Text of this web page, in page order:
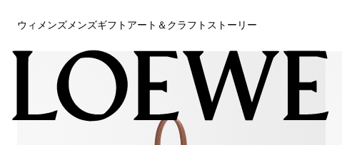
ウィメンズ メンズギフト アート＆クラフト ストーリー
ウィメンズ
アート＆クラフト